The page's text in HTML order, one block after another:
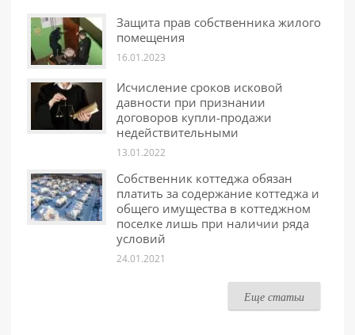
Защита прав собственника жилого
помещения
16.01.2023
Исчисление сроков исковой
давности при признании
договоров купли-продажи
недействительными
13.01.2022
Собственник коттеджа обязан
платить за содержание коттеджа и
общего имущества в коттеджном
поселке лишь при наличии ряда
условий
24.01.2021
Еще статьи